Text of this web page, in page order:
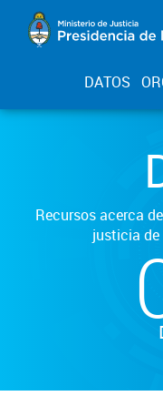
DATOS
Recursos acerca
justicia de